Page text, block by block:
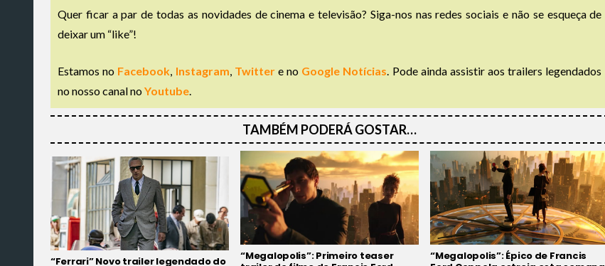
Quer ficar a par de todas as novidades de cinema e televisão? Siga-nos nas redes sociais e não se esqueça de
deixar um “like”!
Estamos no Facebook, Instagram, Twittere no Google Notícias. Pode ainda assistir aos trailers legendados
no nosso canal noYoutube.
TAMBÉM PODERÁ GOSTAR…
“Ferrari” Novo trailer legendado do
“Megalopolis”: Primeiro teaser
“Megalopolis”: Épico de Francis